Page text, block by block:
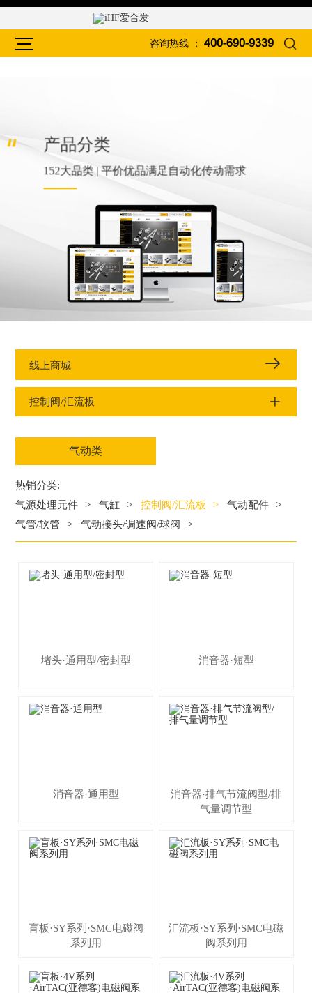
咨询热线 ： 400-690-9339
产品分类
152大品类 | 平价优品满足自动化传动需求
线上商城
控制阀/汇流板
气动类
热销分类:
气源处理元件
> 气缸 > 控制阀/汇流板 > 气动配件
>
气管/软管
> 气动接头/调速阀/球阀 >
堵头·通用型/密封型 消音器·短型
消音器·通用型
消音器·排气节流阀型/排
气量调节型
盲板·SY系列·SMC电磁阀
系列用
汇流板·SY系列·SMC电磁
阀系列用